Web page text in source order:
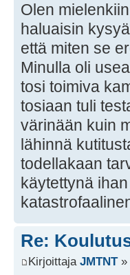
Olen
haluaisin
että miten se
Minulla oli
tosi toimiva
tosiaan tuli
värinään kuin
lähinnä
todellakaan
käytettynä
Re:
Kirjoittaja JMTNT»